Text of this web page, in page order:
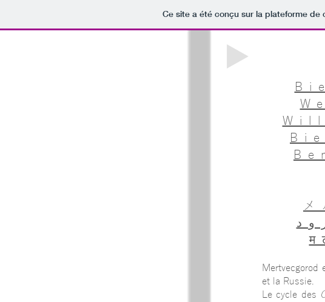
Ce site a été conçu sur la plateforme de
Mertvecgorod
et la Russie.
Le cycle des